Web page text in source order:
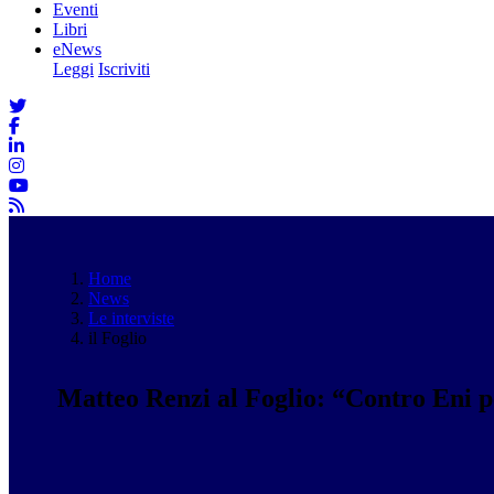
Eventi
Libri
eNews
Leggi Iscriviti
Home
News
Le interviste
il Foglio
Matteo Renzi al Foglio: “Contro Eni